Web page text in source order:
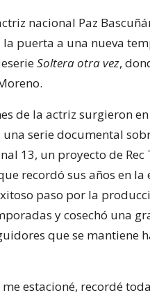
nacional Paz
la puerta a una nueva
Soltera otra vez,
de la actriz surgieron
serie documental
13, un proyecto de Rec
recordó sus años en la
paso por la
y cosechó una
que se mantiene
estacioné, recordé